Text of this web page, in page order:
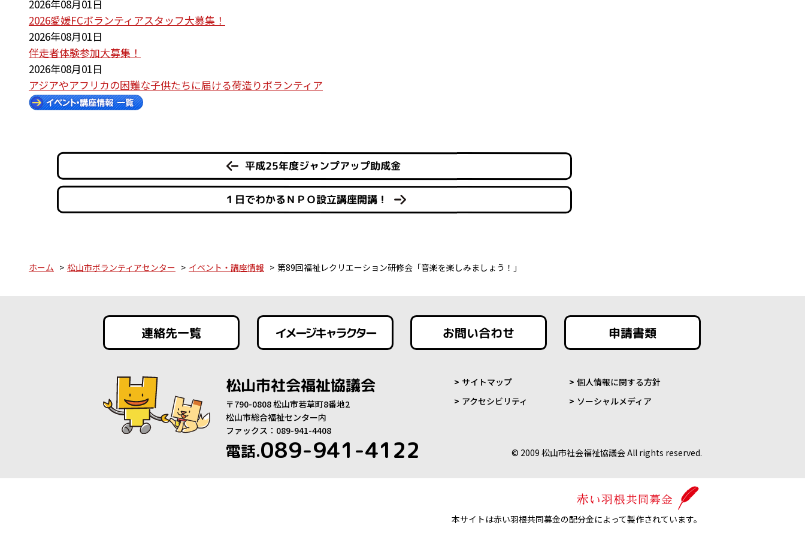
2026年08月01日
2026愛媛FCボランティアスタッフ大募集！
2026年08月01日
伴走者体験参加大募集！
2026年08月01日
アジアやアフリカの困難な子供たちに届ける荷造りボランティア
平成25年度ジャンプアップ助成金
１日でわかるＮＰＯ設立講座開講！
ホーム 松山市ボランティアセンター イベント・講座情報 第89回福祉レクリエーション研修会「音楽を楽しみましょう！」
連絡先一覧 イメージキャラクター お問い合わせ 申請書類
松山市社会福祉協議会
〒790-0808 松山市若草町8番地2
松山市総合福祉センター内
ファックス：089-941-4408
電話.089-941-4122
サイトマップ
個人情報に関する方針
アクセシビリティ
ソーシャルメディア
© 2009 松山市社会福祉協議会 All rights reserved.
本サイトは赤い羽根共同募金の配分金によって製作されています。